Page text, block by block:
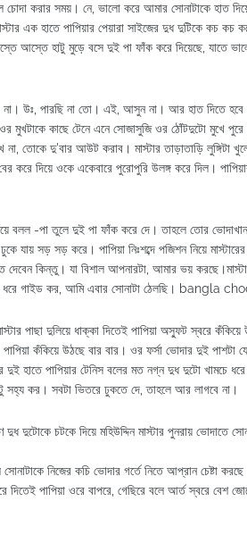
করার সময়। নে, ভালো করে আমার সোনাটাকে হাত
এক হাতে পাপিয়ার পেয়ারা সাইজের দুধ দুটিকে কচ কচ
আস্তে হাটু মুড়ে বসে দুই পা ফাঁক করে দিয়েছে, যাতে
উঃ, পারছি না তো। এই, আসুন না। আর হাত দিতে হবে
মুখটাকে কাছে টেনে এনে সোজাসুজি ওর ঠোঁটদুটো মুখে পুরে
তোকে দু'বার আউট করাব। মাস্টার তাড়াতাড়ি লুঙ্গিটা
করে দিয়ে ওকে একেবারে পুরোপুরি উলঙ্গ করে দিল।
বলল -পা তুলে দুই পা ফাঁক করে দে। তাহলে তোর
সড় সড় করে। পাপিয়া নিঃশব্দে পজিশন নিয়ে মাস্টারের
কিন্তু। যা বিশাল আপনারটা, আমার ভয়
ধরে গাইড কর, আমি এবার সোনাটা ঠেলছি। bangla
পাছা দুলিয়ে ধাক্কা দিতেই পাপিয়া অস্ফুট স্বরে
কঁকিয়ে উঠছে বার বার। ওর ফর্সা ভোদার দুই পাশটা
পাপিয়ার টেনিস বলের মত নগ্ন দুধ দুটো খামচে ধরে
কর। সবটা ভিতরে ঢুকতে দে, তাহলে আর লাগবে না।
দুটোকে চটকে দিয়ে মহিউদ্দিন মাস্টার পুনরায় ভোদাতে
নিজের কচি ভোদার গর্তে নিতে আপ্রান চেষ্টা
পাপিয়া ওরে বাপরে, গেছিরে বলে আর্ত স্বরে বেশ